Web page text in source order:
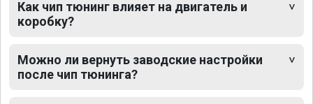
Как чип тюнинг влияет на двигатель и
коробку?
Можно ли вернуть заводские настройки
после чип тюнинга?